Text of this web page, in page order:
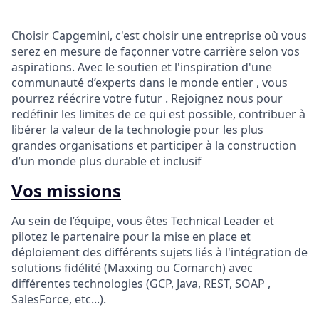
Choisir Capgemini, c'est choisir une entreprise où vous
serez en mesure de façonner votre carrière selon vos
aspirations. Avec le soutien et l'inspiration d'une
communauté d’experts dans le monde entier , vous
pourrez réécrire votre futur . Rejoignez nous pour
redéfinir les limites de ce qui est possible, contribuer à
libérer la valeur de la technologie pour les plus
grandes organisations et participer à la construction
d’un monde plus durable et inclusif
Vos missions
Au sein de l’équipe, vous êtes Technical Leader et
pilotez le partenaire pour la mise en place et
déploiement des différents sujets liés à l'intégration de
solutions fidélité (Maxxing ou Comarch) avec
différentes technologies (GCP, Java, REST, SOAP ,
SalesForce, etc...).